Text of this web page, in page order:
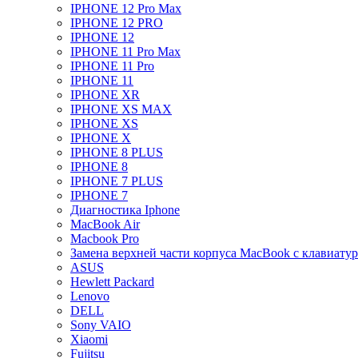
IPHONE 12 Pro Max
IPHONE 12 PRO
IPHONE 12
IPHONE 11 Pro Max
IPHONE 11 Pro
IPHONE 11
IPHONE XR
IPHONE XS MAX
IPHONE XS
IPHONE X
IPHONE 8 PLUS
IPHONE 8
IPHONE 7 PLUS
IPHONE 7
Диагностика Iphone
MacBook Air
Macbook Pro
Замена верхней части корпуса MacBook с
ASUS
Hewlett Packard
Lenovo
DELL
Sony VAIO
Xiaomi
Fujitsu